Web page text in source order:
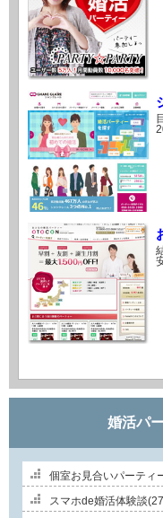
婚活パ
個室お見合いパーティ
スマホde婚活体験談